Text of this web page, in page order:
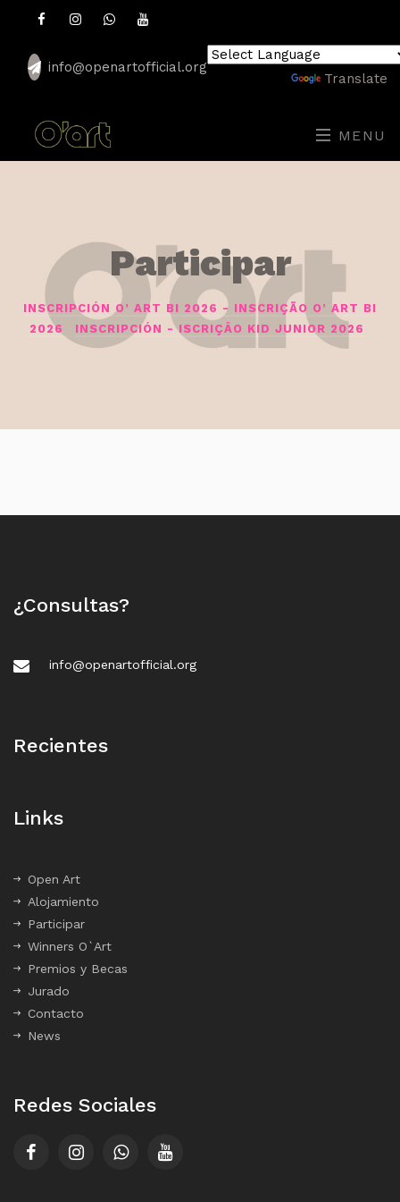
info@openartofficial.org
Translate
MENU
Participar
INSCRIPCIÓN O’ ART BI 2026 - INSCRIÇÃO O’ ART BI
2026
INSCRIPCIÓN - ISCRIÇÂO KID JUNIOR 2026
¿Consultas?
info@openartofficial.org
Recientes
Links
Open Art
Alojamiento
Participar
Winners O`Art
Premios y Becas
Jurado
Contacto
News
Redes Sociales